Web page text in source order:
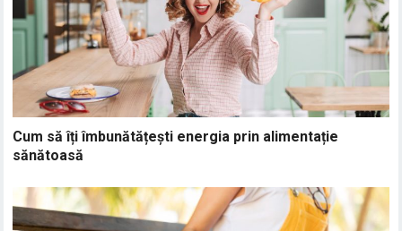
Cum să îți îmbunătățești energia prin alimentație
sănătoasă